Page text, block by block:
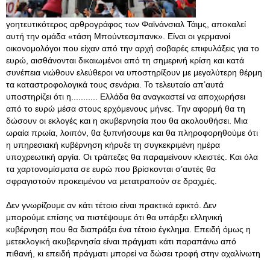
γοητευτικότερος αρθρογράφος των Φαϊνάνσιαλ Τάιμς, αποκαλεί
αυτή την ομάδα «τάση Μπούντεσμπανκ». Είναι οι γερμανοί
οικονομολόγοι που είχαν από την αρχή σοβαρές επιφυλάξεις για το
ευρώ, αισθάνονται δικαιωμένοι από τη σημερινή κρίση και κατά
συνέπεια νιώθουν ελεύθεροι να υποστηρίξουν με μεγαλύτερη θέρμη
τα καταστροφολογικά τους σενάρια. Το τελευταίο απ’αυτά
υποστηρίζει ότι η........... Ελλάδα θα αναγκαστεί να αποχωρήσει
από το ευρώ μέσα στους ερχόμενους μήνες. Την αφορμή θα τη
δώσουν οι εκλογές και η ακυβερνησία που θα ακολουθήσει. Μια
ωραία πρωία, λοιπόν, θα ξυπνήσουμε και θα πληροφορηθούμε ότι
η υπηρεσιακή κυβέρνηση κήρυξε τη συγκεκριμένη ημέρα
υποχρεωτική αργία. Οι τράπεζες θα παραμείνουν κλειστές. Και όλα
τα χαρτονομίσματα σε ευρώ που βρίσκονται σ’αυτές θα
σφραγιστούν προκειμένου να μετατραπούν σε δραχμές.
Δεν γνωρίζουμε αν κάτι τέτοιο είναι πρακτικά εφικτό . Δεν
μπορούμε επίσης να πιστέψουμε ότι θα υπάρξει ελληνική
κυβέρνηση που θα διαπράξει ένα τέτοιο έγκλημα. Επειδή όμως η
μετεκλογική ακυβερνησία είναι πράγματι κάτι παραπάνω από
πιθανή, κι επειδή πράγματι μπορεί να δώσει τροφή στην αχαλίνωτη